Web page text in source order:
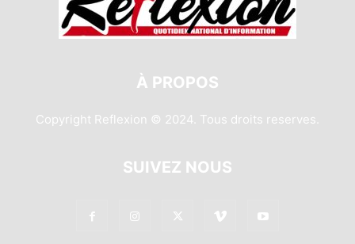
À PROPOS
Copyright Reflexion © 2024. Tous droits reserves.
SUIVEZ NOUS